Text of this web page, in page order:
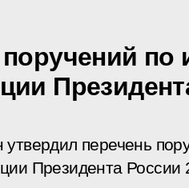
по
перечень
Президента России